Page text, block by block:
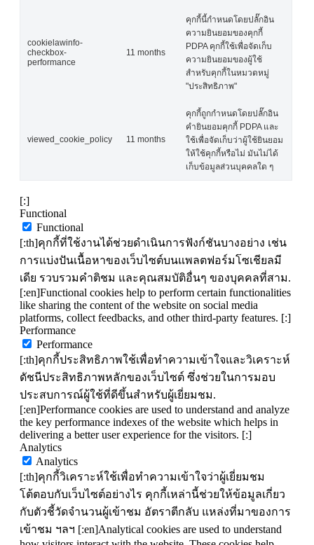
cookielawinfo-
checkbox-
performance
11 months
คุกกี้นี้กำหนดโดยปลั๊กอิน
ความยินยอมของคุกกี้
PDPA คุกกี้ใช้เพื่อจัดเก็บ
ความยินยอมของผู้ใช้
สำหรับคุกกี้ในหมวดหมู่
"ประสิทธิภาพ"
viewed_cookie_policy 11 months
คุกกี้ถูกกำหนดโดยปลั๊กอิน
คำยินยอมคุกกี้ PDPA และ
ใช้เพื่อจัดเก็บว่าผู้ใช้ยินยอม
ให้ใช้คุกกี้หรือไม่ มันไม่ได้
เก็บข้อมูลส่วนบุคคลใด ๆ
[:]
Functional
Functional
[:th]คุกกี้ที่ใช้งานได้ช่วยดำเนินการฟังก์ชันบางอย่าง เช่น
การแบ่งปันเนื้อหาของเว็บไซต์บนแพลตฟอร์มโซเชียลมี
เดีย รวบรวมคำติชม และคุณสมบัติอื่นๆ ของบุคคลที่สาม.
[:en]Functional cookies help to perform certain functionalities
like sharing the content of the website on social media
platforms, collect feedbacks, and other third-party features. [:]
Performance
Performance
[:th]คุกกี้ประสิทธิภาพใช้เพื่อทำความเข้าใจและวิเคราะห์
ดัชนีประสิทธิภาพหลักของเว็บไซต์ ซึ่งช่วยในการมอบ
ประสบการณ์ผู้ใช้ที่ดีขึ้นสำหรับผู้เยี่ยมชม.
[:en]Performance cookies are used to understand and analyze
the key performance indexes of the website which helps in
delivering a better user experience for the visitors. [:]
Analytics
Analytics
[:th]คุกกี้วิเคราะห์ใช้เพื่อทำความเข้าใจว่าผู้เยี่ยมชม
โต้ตอบกับเว็บไซต์อย่างไร คุกกี้เหล่านี้ช่วยให้ข้อมูลเกี่ยว
กับตัวชี้วัดจำนวนผู้เข้าชม อัตราตีกลับ แหล่งที่มาของการ
เข้าชม ฯลฯ [:en]Analytical cookies are used to understand